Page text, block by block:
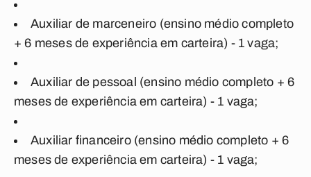
Auxiliar de marceneiro (ensino médio completo
+ 6 meses de experiência em carteira) - 1 vaga;
Auxiliar de pessoal (ensino médio completo + 6
meses de experiência em carteira) - 1 vaga;
Auxiliar financeiro (ensino médio completo + 6
meses de experiência em carteira) - 1 vaga;